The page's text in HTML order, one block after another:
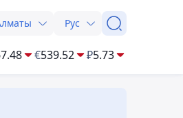
Рус
€539.52 ₽5.73